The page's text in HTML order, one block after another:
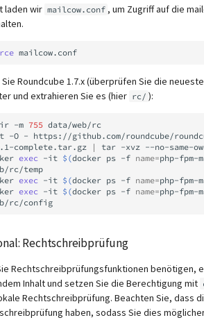
laden wir mailcow.conf , um Zugriff auf die
Sie Roundcube 1.7.x (überprüfen Sie die
und extrahieren Sie es (hier rc/ ):
-m 755 data/web/rc
-O - https://github.com/roundcube/
complete.tar.gz
| tar -xvz --no-same-
exec -it $(docker ps -f name=php-fpm-
rc/temp
exec -it $(docker ps -f name=php-fpm-
exec -it $(docker ps -f name=php-fpm-
Rechtschreibprüfung
Rechtschreibprüfungsfunktionen benötigen,
Inhalt und setzen Sie die Berechtigung mit
Rechtschreibprüfung. Beachten Sie, dass
haben, sodass Sie dies